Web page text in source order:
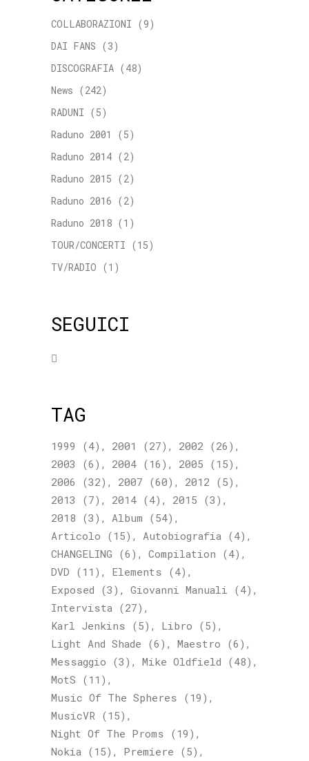
COLLABORAZIONI (9)
DAI FANS (3)
DISCOGRAFIA (48)
News (242)
RADUNI (5)
Raduno 2001
(5)
Raduno 2014 (2)
Raduno 2015 (2)
Raduno 2016 (2)
Raduno 2018 (1)
TOUR/CONCERTI (15)
TV/RADIO (1)
SEGUICI
TAG
1999 (4) 2001 (27) 2002 (26)
2003 (6) 2004 (16) 2005 (15)
2006 (32) 2007 (60) 2012 (5)
2013 (7) 2014 (4) 2015 (3)
2018 (3) Album (54)
Articolo (15) Autobiografia (4)
CHANGELING (6) Compilation (4)
DVD (11) Elements (4)
Exposed (3) Giovanni Manuali (4)
Intervista (27)
Karl Jenkins (5) Libro (5)
Light And Shade (6) Maestro (6)
Messaggio (3) Mike Oldfield (48)
MotS (11)
Music Of The Spheres (19)
MusicVR (15)
Night Of The Proms (19)
Nokia (15) Premiere (5)